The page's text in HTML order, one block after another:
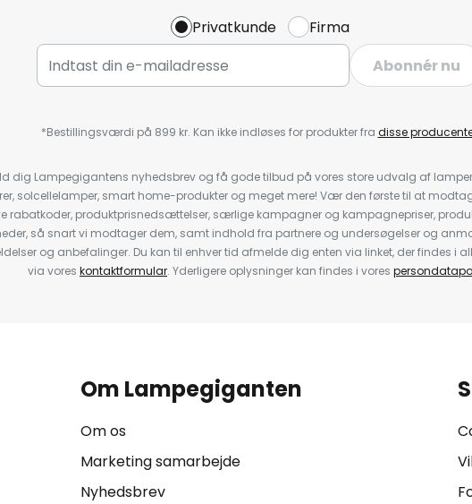
Privatkunde
Firma
Abonnér nu
*Bestillingsværdi på 899 kr. Kan ikke indløses for produkter fra disse
dig Lampegigantens nyhedsbrev og få gode tilbud på vores store udvalg af
solcellelamper, smart home-produkter og meget mere! Vær den første til at
rabatkoder, produktprisnedsættelser, særlige kampagner og kampagnepriser,
så snart vi modtager dem, samt indhold fra partnere og undersøgelser og
og anbefalinger. Du kan til enhver tid afmelde dig enten via linket, der findes i
via vores kontaktformular. Yderligere oplysninger kan findes i vores
Om Lampegiganten
Om os
Marketing samarbejde
Nyhedsbrev